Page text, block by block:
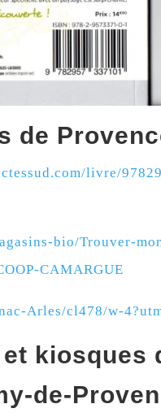
de
livre/
bio/Trouver-
CAMARGUE
Arles/cl478/w-
kiosques
de-